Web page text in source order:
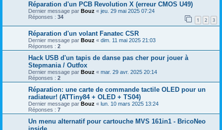
Réparation d'un PCB Revolution X (erreur CMOS U49)
Dernier message par Bouz « jeu. 29 mai 2025 07:24
Réponses : 34 1 2 3
Réparation d'un volant Fanatec CSR
Dernier message par Bouz « dim. 11 mai 2025 21:03
Réponses : 2
Hack USB d'un tapis de danse pas cher pour jouer à
Stepmania / Outfox
Dernier message par Bouz « mar. 29 avr. 2025 20:14
Réponses : 2
Réparation: une carte de commande tactile OLED pour un
radiateur! (ATTiny84 + OLED + TS04)
Dernier message par Bouz « lun. 10 mars 2025 13:24
Réponses : 7
Un menu alternatif pour cartouche MVS 161in1 - BricoNeo